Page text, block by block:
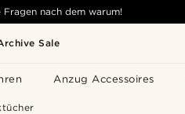
Sale
Anzug Accessoires
nach dem warum!